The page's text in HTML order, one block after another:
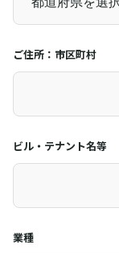
ご住所：市区町村
ビル・テナント名等
業種